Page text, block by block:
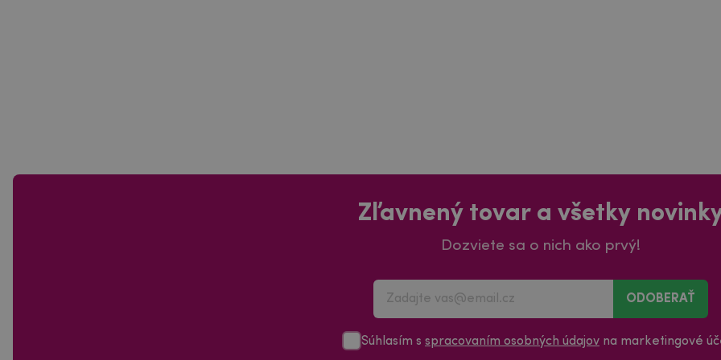
Zľavnený tovar a všetky
Dozviete sa o nich ako prvý!
ODOBERAŤ
Súhlasím s spracovaním osobných údajov na marketingové